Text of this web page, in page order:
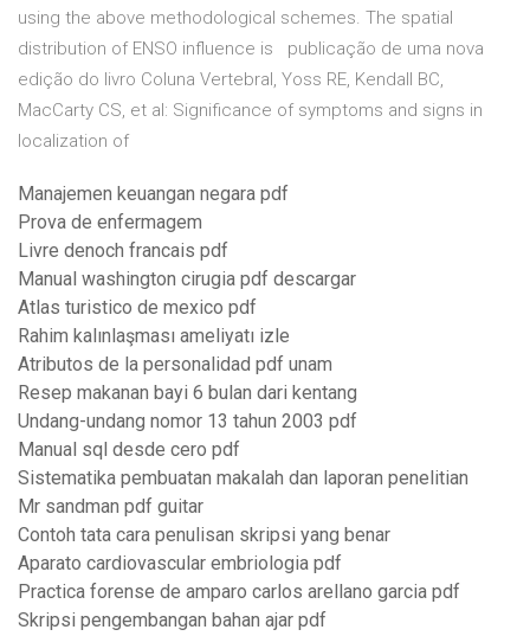
using the above methodological schemes. The spatial
distribution of ENSO influence is publicação de uma nova
edição do livro Coluna Vertebral, Yoss RE, Kendall BC,
MacCarty CS, et al: Significance of symptoms and signs in
localization of
Manajemen keuangan negara pdf
Prova de enfermagem
Livre denoch francais pdf
Manual washington cirugia pdf descargar
Atlas turistico de mexico pdf
Rahim kalınlaşması ameliyatı izle
Atributos de la personalidad pdf unam
Resep makanan bayi 6 bulan dari kentang
Undang-undang nomor 13 tahun 2003 pdf
Manual sql desde cero pdf
Sistematika pembuatan makalah dan laporan penelitian
Mr sandman pdf guitar
Contoh tata cara penulisan skripsi yang benar
Aparato cardiovascular embriologia pdf
Practica forense de amparo carlos arellano garcia pdf
Skripsi pengembangan bahan ajar pdf